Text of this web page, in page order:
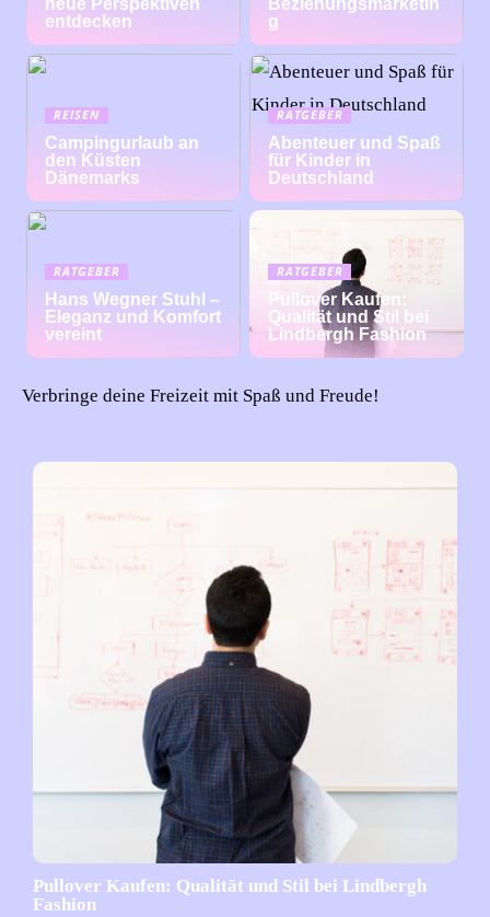
neue Perspektiven
entdecken
Beziehungsmarketin
g
REISEN
Campingurlaub an
den Küsten
Dänemarks
RATGEBER
Abenteuer und Spaß
für Kinder in
Deutschland
RATGEBER
Hans Wegner Stuhl –
Eleganz und Komfort
vereint
RATGEBER
Pullover Kaufen:
Qualität und Stil bei
Lindbergh Fashion
Verbringe deine Freizeit mit Spaß und Freude!
Pullover Kaufen: Qualität und Stil bei Lindbergh
Fashion